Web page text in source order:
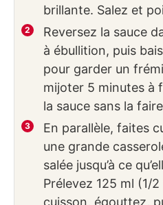
brillante. Salez et
Reversez la sauce
à ébullition, puis
pour garder un
mijoter 5 minutes à
la sauce sans la
En parallèle, faites
une grande
salée jusqu’à ce
Prélevez 125 ml (1/2